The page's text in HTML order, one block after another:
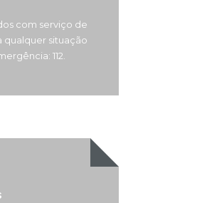
com serviço de
qualquer situação
112.